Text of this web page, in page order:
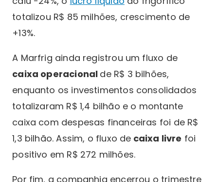
totalizou R$ 85 milhões, crescimento de
+13%.
A Marfrig ainda registrou um fluxo de
caixa operacional de R$ 3 bilhões,
enquanto os investimentos consolidados
totalizaram R$ 1,4 bilhão e o montante
caixa com despesas financeiras foi de R$
1,3 bilhão. Assim, o fluxo de caixa livre foi
positivo em R$ 272 milhões.
Por fim, a companhia encerrou o trimestre